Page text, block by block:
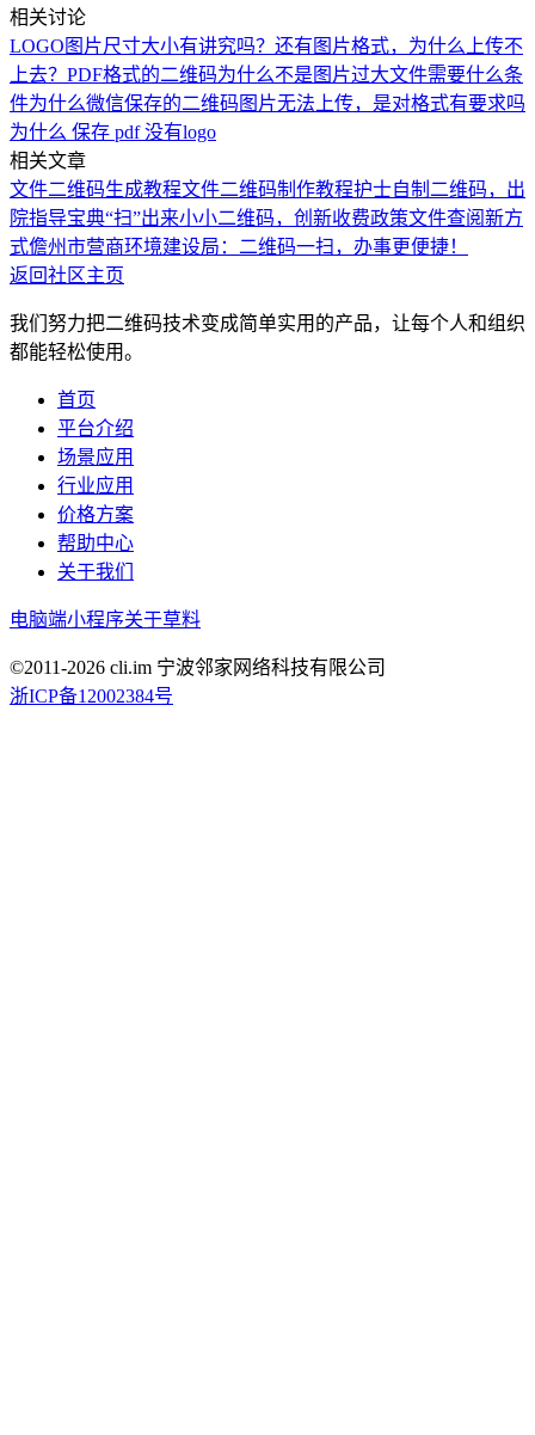
相关讨论
LOGO图片尺寸大小有讲究吗？还有图片格式，为什么上传不
上去？ PDF格式的二维码为什么不是图片过大文件需要什么条
件为什么微信保存的二维码图片无法上传，是对格式有要求吗
为什么 保存 pdf 没有logo
相关文章
文件二维码生成教程文件二维码制作教程护士自制二维码，出
院指导宝典“扫”出来小小二维码，创新收费政策文件查阅新方
式儋州市营商环境建设局：二维码一扫，办事更便捷！
返回社区主页
我们努力把二维码技术变成简单实用的产品，让每个人和组织
都能轻松使用。
首页
平台介绍
场景应用
行业应用
价格方案
帮助中心
关于我们
电脑端小程序关于草料
©2011-2026 cli.im 宁波邻家网络科技有限公司
浙ICP备12002384号